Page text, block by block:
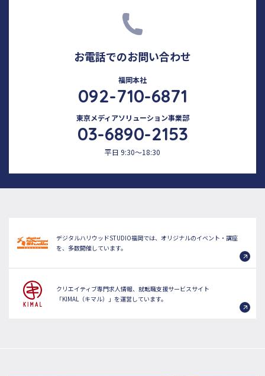
お電話でのお問い合わせ
福岡本社
092-710-6871
東京メディアソリューション事業部
03-6890-2153
平日 9:30～18:30
デジタルハリウッドSTUDIO福岡では、オリジナルのイベント・講座
を、多数開催しています。
クリエイティブ専門求人情報、就転職支援サービスサイト
「KIMAL（キマル）」を運営しています。